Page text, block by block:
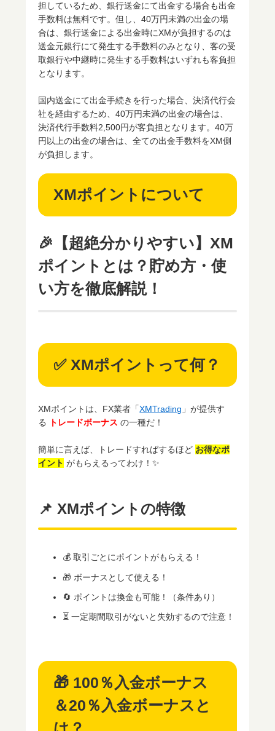
担しているため、銀行送金にて出金する場合も出金
手数料は無料です。但し、40万円未満の出金の場
合は、銀行送金による出金時にXMが負担するのは
送金元銀行にて発生する手数料のみとなり、客の受
取銀行や中継時に発生する手数料はいずれも客負担
となります。
国内送金にて出金手続きを行った場合、決済代行会
社を経由するため、40万円未満の出金の場合は、
決済代行手数料2,500円が客負担となります。40万
円以上の出金の場合は、全ての出金手数料をXM側
が負担します。
XMポイントについて
🎉【超絶分かりやすい】XM
ポイントとは？貯め方・使
い方を徹底解説！
✅ XMポイントって何？
XMポイントは、FX業者「XMTrading 」が提供す
る
トレードボーナス の一種だ！
簡単に言えば、トレードすればするほど お得なポ
イント がもらえるってわけ！✨
📌 XMポイントの特徴
💰 取引ごとにポイントがもらえる！
🎁 ボーナスとして使える！
🔄 ポイントは換金も可能！（条件あり）
⏳ 一定期間取引がないと失効するので注意！
🎁 100％入金ボーナス
＆20％入金ボーナスと